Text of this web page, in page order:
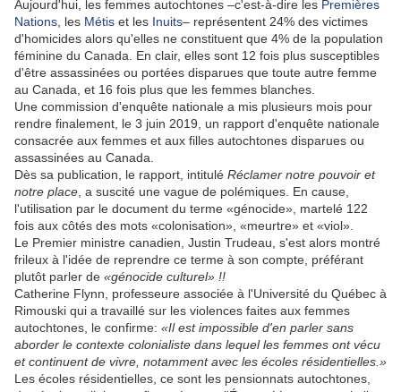
Aujourd'hui, les femmes autochtones –c'est-à-dire les Premières
Nations , les Métis et les Inuits– représentent 24% des victimes
d'homicides alors qu'elles ne constituent que 4% de la population
féminine du Canada. En clair, elles sont 12 fois plus susceptibles
d'être assassinées ou portées disparues que toute autre femme
au Canada, et 16 fois plus que les femmes blanches.
Une commission d'enquête nationale a mis plusieurs mois pour
rendre finalement, le 3 juin 2019, un rapport d'enquête nationale
consacrée aux femmes et aux filles autochtones disparues ou
assassinées au Canada.
Dès sa publication, le rapport, intitulé Réclamer notre pouvoir et
notre place , a suscité une vague de polémiques. En cause,
l'utilisation par le document du terme «génocide», martelé 122
fois aux côtés des mots «colonisation», «meurtre» et «viol».
Le Premier ministre canadien, Justin Trudeau, s'est alors montré
frileux à l'idée de reprendre ce terme à son compte, préférant
plutôt parler de «génocide culturel» !!
Catherine Flynn, professeure associée à l'Université du Québec à
Rimouski qui a travaillé sur les violences faites aux femmes
autochtones, le confirme: «Il estimpossible d'en parler sans
aborder le contexte colonialiste dans lequel les femmes ont vécu
et continuent de vivre, notamment avec les écoles résidentielles.»
Les écoles résidentielles, ce sont les pensionnats autochtones,